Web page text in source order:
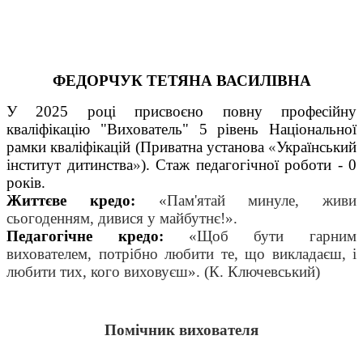
ФЕДОРЧУК ТЕТЯНА ВАСИЛІВНА
У 2025 році присвоєно повну професійну
кваліфікацію "Вихователь" 5 рівень Національної
рамки кваліфікацій (Приватна установа «Український
інститут дитинства»). Стаж педагогічної роботи - 0
років.
Життєве кредо: «Пам'ятай минуле, живи
сьогоденням, дивися у майбутнє!».
Педагогічне кредо:
«Щоб бути гарним
вихователем, потрібно любити те, що викладаєш, і
любити тих, кого виховуєш». (К. Ключевський)
Помічник вихователя